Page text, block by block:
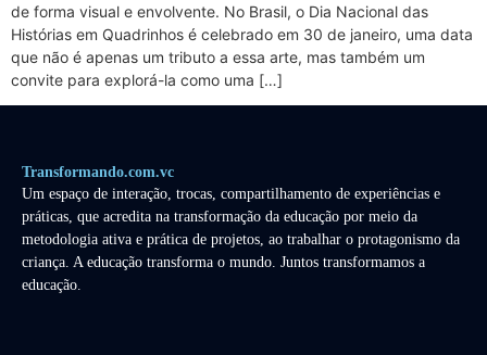
de forma visual e envolvente. No Brasil, o Dia Nacional das
Histórias em Quadrinhos é celebrado em 30 de janeiro, uma data
que não é apenas um tributo a essa arte, mas também um
convite para explorá-la como uma […]
Transformando.com.vc
Um espaço de interação, trocas, compartilhamento de experiências e
práticas, que acredita na transformação da educação por meio da
metodologia ativa e prática de projetos, ao trabalhar o protagonismo da
criança. A educação transforma o mundo. Juntos transformamos a
educação.